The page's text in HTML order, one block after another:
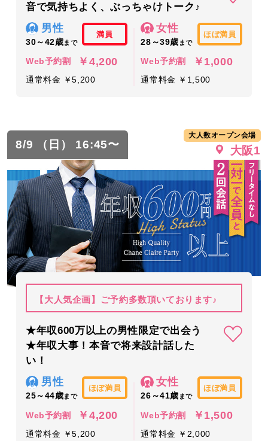
音で気持ちよく、ぶっちゃけトーク♪
男性
30～42歳まで
満員
Web予約割 ￥4,200
通常料金 ￥5,200
女性
28～39歳 まで
ほぼ満員
Web予約割 ￥1,000
通常料金 ￥1,500
8/9 （日） 16:45〜
大人数オープン会場
大阪1
【大人気企画】ご予約多数頂いております♪
★年収600万以上の男性限定で出会う
★年収大事！本音で将来設計話した
い！
男性
25～44歳まで
ほぼ満員
Web予約割 ￥4,200
通常料金 ￥5,200
女性
26～41歳 まで
ほぼ満員
Web予約割 ￥1,500
通常料金 ￥2,000